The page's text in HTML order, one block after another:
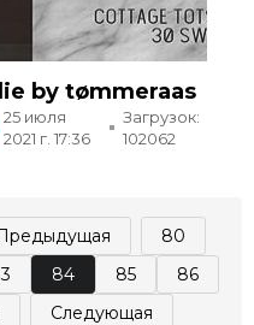
by tømmeraas
25 июля
2021 г. 17:36
Загрузок:
102062
80
84 85
86
Следующая